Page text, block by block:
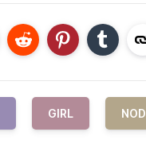
GIRL NOD